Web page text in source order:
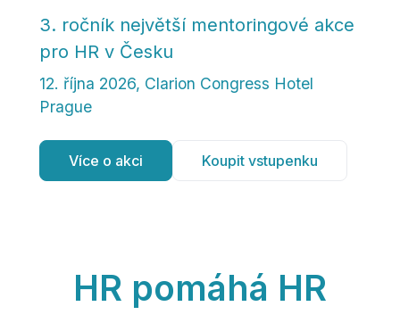
3. ročník největší mentoringové akce
pro HR v Česku
12. října 2026, Clarion Congress Hotel
Prague
Více o akci Koupit vstupenku
HR pomáhá HR